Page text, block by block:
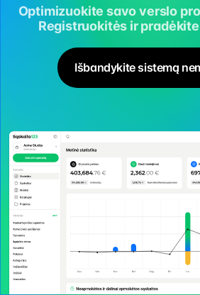
Optimizuokite savo verslo
Registruokitės ir
Išbandykite sistemą